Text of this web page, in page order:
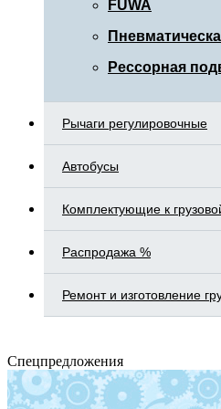
FUWA
Рессорная
Рычаги регулировочные
Автобусы
Комплектующие к
Распродажа %
Ремонт и изготовление
Спецпредложения